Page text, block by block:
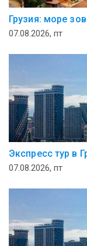
Грузия: море
07.08.2026, пт
Экспресс тур в
07.08.2026, пт